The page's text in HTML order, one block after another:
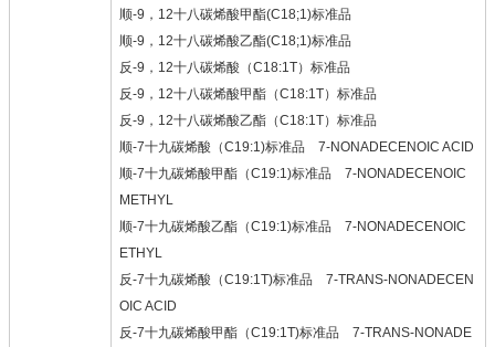
顺-9，12十八碳烯酸甲酯(C18;1)标准品
顺-9，12十八碳烯酸乙酯(C18;1)标准品
反-9，12十八碳烯酸（C18:1T）标准品
反-9，12十八碳烯酸甲酯（C18:1T）标准品
反-9，12十八碳烯酸乙酯（C18:1T）标准品
顺-7十九碳烯酸（C19:1)标准品 7-NONADECENOIC ACID
顺-7十九碳烯酸甲酯（C19:1)标准品 7-NONADECENOIC
METHYL
顺-7十九碳烯酸乙酯（C19:1)标准品 7-NONADECENOIC
ETHYL
反-7十九碳烯酸（C19:1T)标准品 7-TRANS-NONADECEN
OIC ACID
反-7十九碳烯酸甲酯（C19:1T)标准品 7-TRANS-NONADE